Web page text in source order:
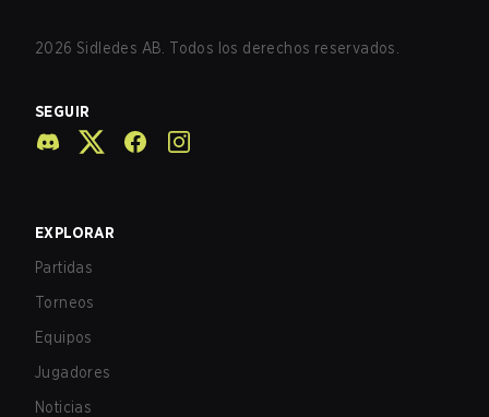
2026 Sidledes AB. Todos los derechos reservados.
SEGUIR
EXPLORAR
Partidas
Torneos
Equipos
Jugadores
Noticias